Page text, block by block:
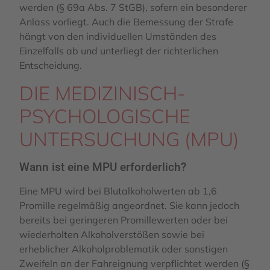
werden (§ 69a Abs. 7 StGB), sofern ein besonderer
Anlass vorliegt. Auch die Bemessung der Strafe
hängt von den individuellen Umständen des
Einzelfalls ab und unterliegt der richterlichen
Entscheidung.
DIE MEDIZINISCH-
PSYCHOLOGISCHE
UNTERSUCHUNG (MPU)
Wann ist eine MPU erforderlich?
Eine MPU wird bei Blutalkoholwerten ab 1,6
Promille regelmäßig angeordnet. Sie kann jedoch
bereits bei geringeren Promillewerten oder bei
wiederholten Alkoholverstößen sowie bei
erheblicher Alkoholproblematik oder sonstigen
Zweifeln an der Fahreignung verpflichtet werden (§